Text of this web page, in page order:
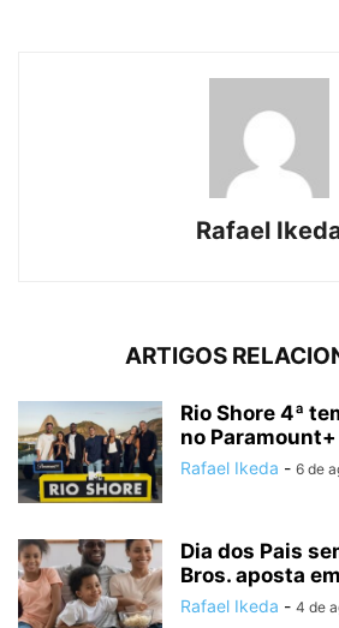
Rafael
ARTIGOS
Rio Shore 4ª
no Paramount+
Rafael Ikeda - 6 de
Dia dos Pais
Bros. aposta
Rafael Ikeda - 4 de